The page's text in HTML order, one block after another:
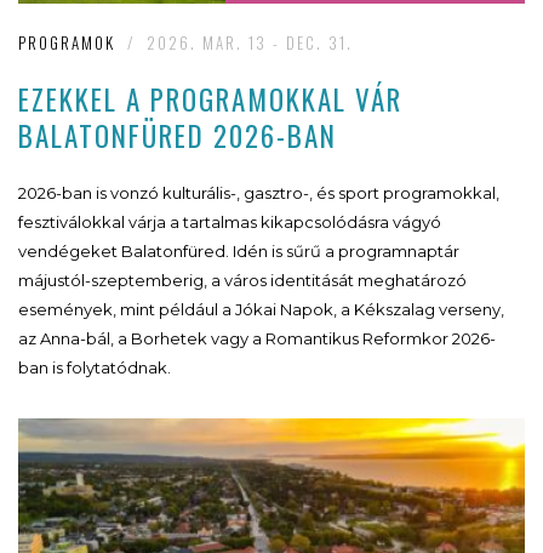
PROGRAMOK / 2026. MAR. 13 - DEC. 31.
EZEKKEL A PROGRAMOKKAL VÁR
BALATONFÜRED 2026-BAN
2026-ban is vonzó kulturális-, gasztro-, és sport programokkal,
fesztiválokkal várja a tartalmas kikapcsolódásra vágyó
vendégeket Balatonfüred. Idén is sűrű a programnaptár
májustól-szeptemberig, a város identitását meghatározó
események, mint például a Jókai Napok, a Kékszalag verseny,
az Anna-bál, a Borhetek vagy a Romantikus Reformkor 2026-
ban is folytatódnak.